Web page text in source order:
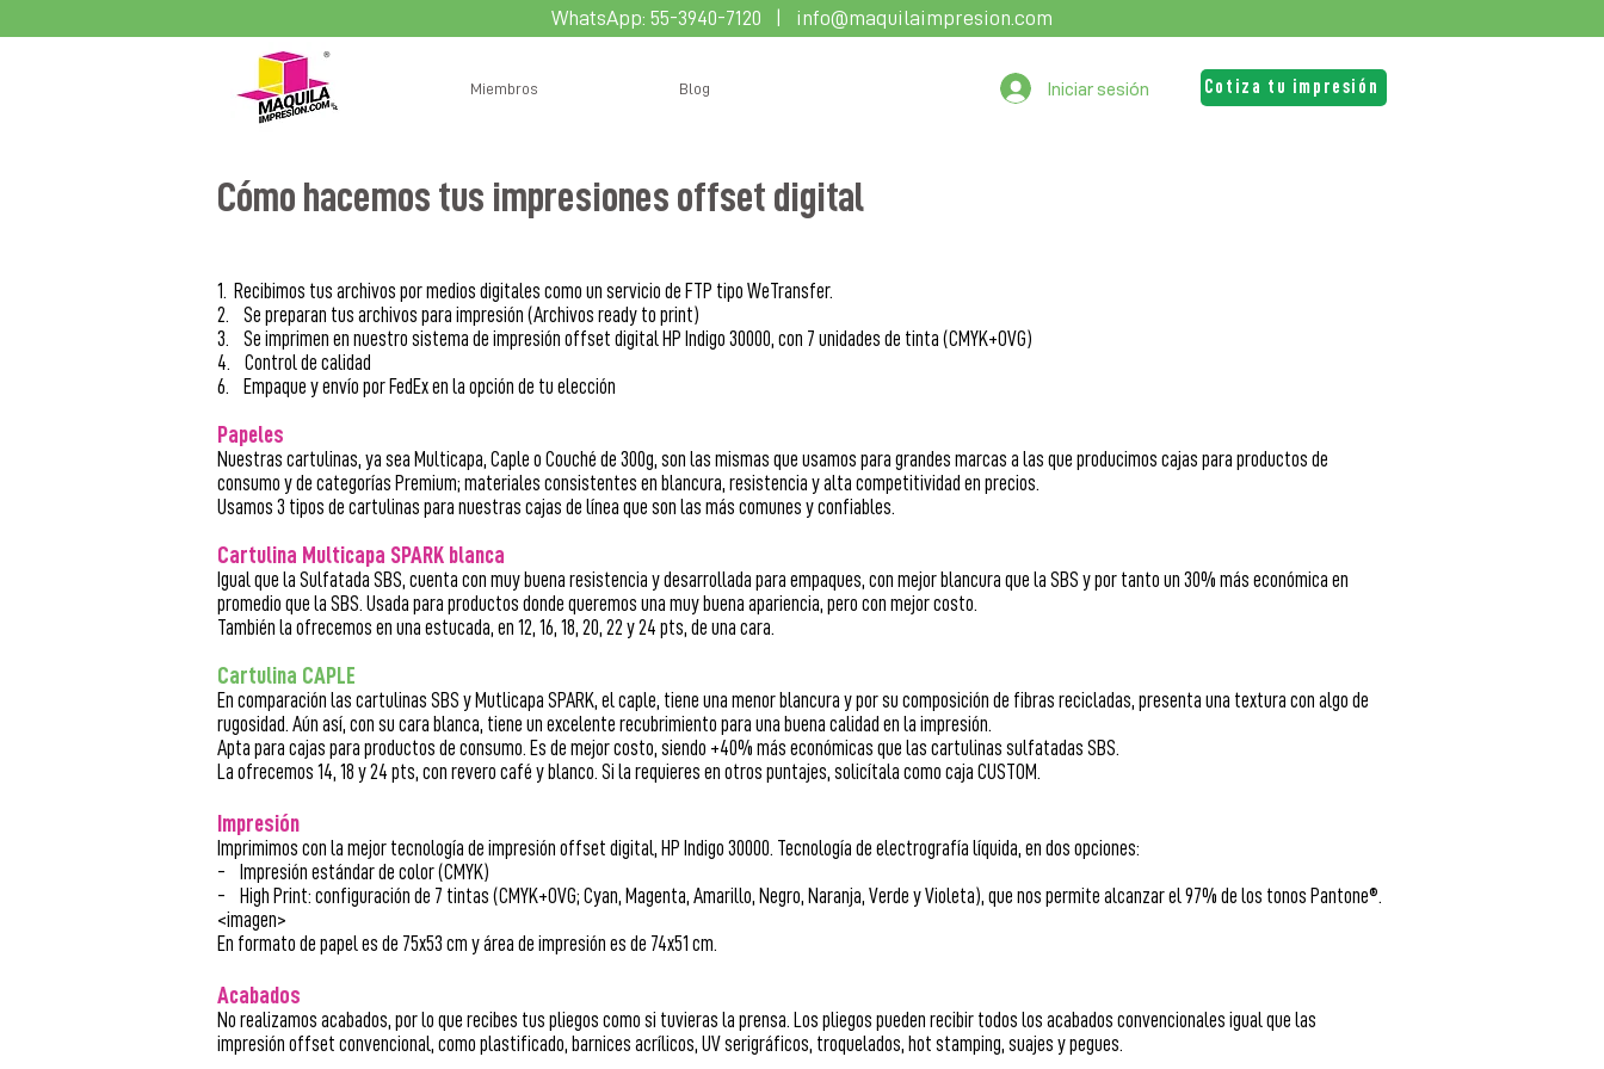
WhatsApp: 55-3940-7120 info@maquilaimpresion.com
Miembros Blog Iniciar sesión Cotiza tu impresión
Cómo hacemos tus impresiones offset digital
1. Recibimos tus archivos por medios digitales como un servicio de FTP tipo WeTransfer.
2. Se preparan tus archivos para impresión (Archivos ready to print)
3. Se imprimen en nuestro sistema de impresión offset digital HP Indigo 30000, con 7 unidades de tinta (CMYK+OVG)
4. Control de calidad
6. Empaque y envío por FedEx en la opción de tu elección
Papeles
Nuestras cartulinas, ya sea Multicapa, Caple o Couché de 300g, son las mismas que usamos para grandes marcas a las que producimos cajas para productos de
consumo y de categorías Premium; materiales consistentes en blancura, resistencia y alta competitividad en precios.
Usamos 3 tipos de cartulinas para nuestras cajas de línea que son las más comunes y confiables.
Cartulina Multicapa SPARK blanca
Igual que la Sulfatada SBS, cuenta con muy buena resistencia y desarrollada para empaques, con mejor blancura que la SBS y por tanto un 30% más económica en
promedio que la SBS. Usada para productos donde queremos una muy buena apariencia, pero con mejor costo.
También la ofrecemos en una estucada, en 12, 16, 18, 20, 22 y 24 pts, de una cara.
Cartulina CAPLE
En comparación las cartulinas SBS y Mutlicapa SPARK, el caple, tiene una menor blancura y por su composición de fibras recicladas, presenta una textura con algo de
rugosidad. Aún así, con su cara blanca, tiene un excelente recubrimiento para una buena calidad en la impresión.
Apta para cajas para productos de consumo. Es de mejor costo, siendo +40% más económicas que las cartulinas sulfatadas SBS.
La ofrecemos 14, 18 y 24 pts, con revero café y blanco. Si la requieres en otros puntajes, solicítala como caja CUSTOM.
Impresión
Imprimimos con la mejor tecnología de impresión offset digital, HP Indigo 30000. Tecnología de electrografía líquida, en dos opciones:
- Impresión estándar de color (CMYK)
- High Print: configuración de 7 tintas (CMYK+OVG; Cyan, Magenta, Amarillo, Negro, Naranja, Verde y Violeta), que nos permite alcanzar el 97% de los tonos Pantone®.
<imagen>
En formato de papel es de 75x53 cm y área de impresión es de 74x51 cm.
Acabados
No realizamos acabados, por lo que recibes tus pliegos como si tuvieras la prensa. Los pliegos pueden recibir todos los acabados convencionales igual que las
impresión offset convencional, como plastificado, barnices acrílicos, UV serigráficos, troquelados, hot stamping, suajes y pegues.